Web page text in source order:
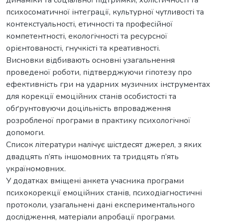
психосоматичної інтеграції, культурної чутливості та
контекстуальності, етичності та професійної
компетентності, екологічності та ресурсної
орієнтованості, гнучкісті та креативності.
Висновки відбивають основні узагальнення
проведеної роботи, підтверджуючи гіпотезу про
ефективність гри на ударних музичних інструментах
для корекції емоційних станів особистості та
обґрунтовуючи доцільність впровадження
розробленої програми в практику психологічної
допомоги.
Список літератури налічує шістдесят джерел, з яких
двадцять п’ять іншомовних та тридцять п’ять
україномовних.
У додатках вміщені анкета учасника програми
психокорекції емоційних станів, психодіагностичні
протоколи, узагальнені дані експериментального
дослідження, матеріали апробації програми.